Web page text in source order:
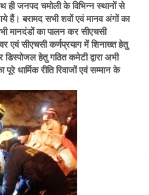
जनपद चमोली के विभिन्न स्थानों से
हैं। बरामद सभी शवों एवं मानव अंगों का
मानदंडों का पालन कर सीएचसी
एवं सीएचसी कर्णप्रयाग में शिनाख्त हेतु
हेतु गठित कमेटी द्वारा अभी
धार्मिक रीति रिवाजों एवं सम्मान के